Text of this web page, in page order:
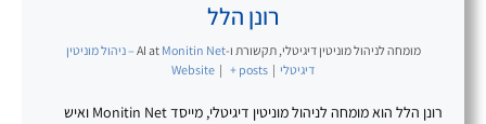
רונן הלל
מומחה לניהול מוניטין דיגיטלי, תקשורת ו-AI at
Monitin Net – ניהול מוניטין
דיגיטלי |
Website | + posts
רונן הלל הוא מומחה לניהול מוניטין דיגיטלי, מייסד Monitin Net ואיש